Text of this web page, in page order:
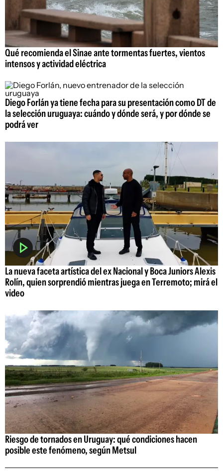
Qué recomienda el Sinae ante tormentas fuertes, vientos
intensos y actividad eléctrica
Diego Forlán ya tiene fecha para su presentación como DT de
la selección uruguaya: cuándo y dónde será, y por dónde se
podrá ver
La nueva faceta artística del ex Nacional y Boca Juniors Alexis
Rolín, quien sorprendió mientras juega en Terremoto; mirá el
video
Riesgo de tornados en Uruguay: qué condiciones hacen
posible este fenómeno, según Metsul